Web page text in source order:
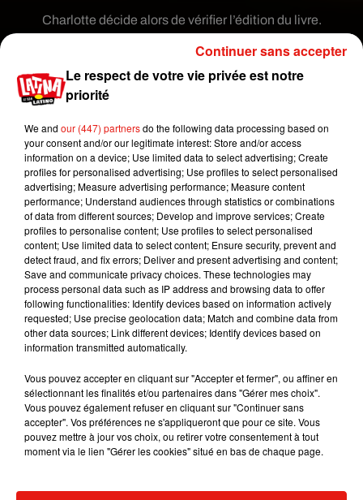
Publié : 15 décembre 2020 à 9h10 par Virgil
Bauchaud
Charlotte décide alors de vérifier l’édition du livre.
imprimée en seulement 500 exemplaires en 1997.
Au final, il a été vendu pour 68 000 dollars, soit
environ 70 000 euros. Il ne vous reste plus qu’à
The wizard, �x'‍'️ books expert Jim Spencer,
has done it again. Two Harry Potter hardback first
editions sold for £50k & £68k today. Plus several
more rare Potter books made £50k.
Jim's dedication knows no bounds & we're
delighted for all. �x܁�x�@HansonsAuctions
@Mr_Mullinerpic.twitter.com/3DjtxVo8JE
— Hansons (@HansonsUK)December 11, 2020
Mundo Latino
Guatemala : l'éruption du volcan
de Fuego est terminée
Le respect de votre vie privée est notre
priorité
We and our (447) partnersdo the following data processing based on
your consent and/or our legitimate interest: Store and/or access
information on a device; Use limited data to select advertising; Create
profiles for personalised advertising; Use profiles to select personalised
advertising; Measure advertising performance; Measure content
performance; Understand audiences through statistics or combinations
of data from different sources; Develop and improve services; Create
profiles to personalise content; Use profiles to select personalised
content; Use limited data to select content; Ensure security, prevent and
detect fraud, and fix errors; Deliver and present advertising and content;
Save and communicate privacy choices. These technologies may
process personal data such as IP address and browsing data to offer
following functionalities: Identify devices based on information actively
requested; Use precise geolocation data; Match and combine data from
other data sources; Link different devices; Identify devices based on
information transmitted automatically.
Vous pouvez accepter en cliquant sur "Accepter et fermer", ou affiner en
sélectionnant les finalités et/ou partenaires dans "Gérer mes choix".
Vous pouvez également refuser en cliquant sur "Continuer sans
accepter". Vos préférences ne s'appliqueront que pour ce site. Vous
pouvez mettre à jour vos choix, ou retirer votre consentement à tout
moment via le lien "Gérer les cookies" situé en bas de chaque page.
Continuer sans accepter